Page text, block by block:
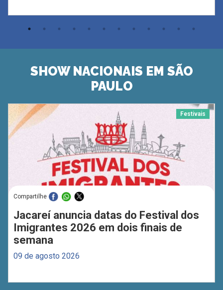
SHOW NACIONAIS EM SÃO
PAULO
Festivais
Compartilhe
Jacareí anuncia datas do Festival dos
Imigrantes 2026 em dois finais de
semana
09 de agosto 2026